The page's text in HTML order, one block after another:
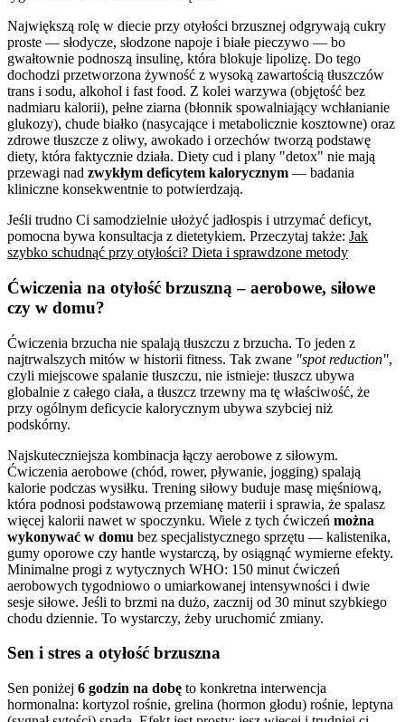
Największą rolę w diecie przy otyłości brzusznej odgrywają cukry
proste — słodycze, słodzone napoje i białe pieczywo — bo
gwałtownie podnoszą insulinę, która blokuje lipolizę. Do tego
dochodzi przetworzona żywność z wysoką zawartością tłuszczów
trans i sodu, alkohol i fast food. Z kolei warzywa (objętość bez
nadmiaru kalorii), pełne ziarna (błonnik spowalniający wchłanianie
glukozy), chude białko (nasycające i metabolicznie kosztowne) oraz
zdrowe tłuszcze z oliwy, awokado i orzechów tworzą podstawę
diety, która faktycznie działa. Diety cud i plany "detox" nie mają
przewagi nad zwykłym deficytem kalorycznym — badania
kliniczne konsekwentnie to potwierdzają.
Jeśli trudno Ci samodzielnie ułożyć jadłospis i utrzymać deficyt,
pomocna bywa konsultacja z dietetykiem. Przeczytaj także: Jak
szybko schudnąć przy otyłości? Dieta i sprawdzone metody
Ćwiczenia na otyłość brzuszną – aerobowe, siłowe
czy w domu?
Ćwiczenia brzucha nie spalają tłuszczu z brzucha. To jeden z
najtrwalszych mitów w historii fitness. Tak zwane "spot reduction",
czyli miejscowe spalanie tłuszczu, nie istnieje: tłuszcz ubywa
globalnie z całego ciała, a tłuszcz trzewny ma tę właściwość, że
przy ogólnym deficycie kalorycznym ubywa szybciej niż
podskórny.
Najskuteczniejsza kombinacja łączy aerobowe z siłowym.
Ćwiczenia aerobowe (chód, rower, pływanie, jogging) spalają
kalorie podczas wysiłku. Trening siłowy buduje masę mięśniową,
która podnosi podstawową przemianę materii i sprawia, że spalasz
więcej kalorii nawet w spoczynku. Wiele z tych ćwiczeń można
wykonywać w domu bez specjalistycznego sprzętu — kalistenika,
gumy oporowe czy hantle wystarczą, by osiągnąć wymierne efekty.
Minimalne progi z wytycznych WHO: 150 minut ćwiczeń
aerobowych tygodniowo o umiarkowanej intensywności i dwie
sesje siłowe. Jeśli to brzmi na dużo, zacznij od 30 minut szybkiego
chodu dziennie. To wystarczy, żeby uruchomić zmiany.
Sen i stres a otyłość brzuszna
Sen poniżej 6 godzin na dobę to konkretna interwencja
hormonalna: kortyzol rośnie, grelina (hormon głodu) rośnie, leptyna